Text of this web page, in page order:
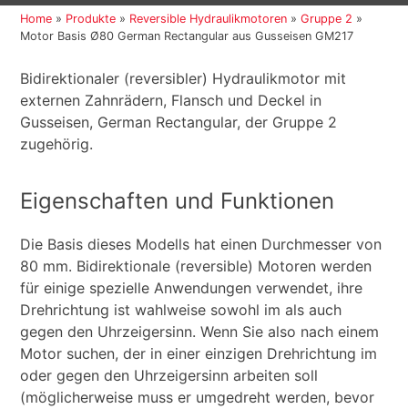
Home » Produkte » Reversible Hydraulikmotoren »Gruppe 2 »
Motor Basis Ø80 German Rectangular aus Gusseisen GM217
Bidirektionaler (reversibler) Hydraulikmotor mit
externen Zahnrädern, Flansch und Deckel in
Gusseisen, German Rectangular, der Gruppe 2
zugehörig.
Eigenschaften und Funktionen
Die Basis dieses Modells hat einen Durchmesser von
80 mm. Bidirektionale (reversible) Motoren werden
für einige spezielle Anwendungen verwendet, ihre
Drehrichtung ist wahlweise sowohl im als auch
gegen den Uhrzeigersinn. Wenn Sie also nach einem
Motor suchen, der in einer einzigen Drehrichtung im
oder gegen den Uhrzeigersinn arbeiten soll
(möglicherweise muss er umgedreht werden, bevor